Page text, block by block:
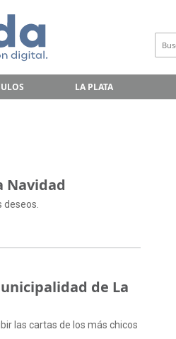
LA PLATA
Navidad
deseos.
de La
las cartas de los más chicos